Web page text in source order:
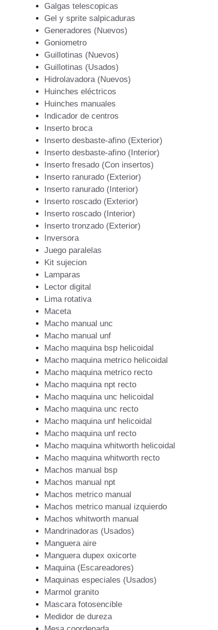
Galgas telescopicas
Gel y sprite salpicaduras
Generadores (Nuevos)
Goniometro
Guillotinas (Nuevos)
Guillotinas (Usados)
Hidrolavadora (Nuevos)
Huinches eléctricos
Huinches manuales
Indicador de centros
Inserto broca
Inserto desbaste-afino (Exterior)
Inserto desbaste-afino (Interior)
Inserto fresado (Con insertos)
Inserto ranurado (Exterior)
Inserto ranurado (Interior)
Inserto roscado (Exterior)
Inserto roscado (Interior)
Inserto tronzado (Exterior)
Inversora
Juego paralelas
Kit sujecion
Lamparas
Lector digital
Lima rotativa
Maceta
Macho manual unc
Macho manual unf
Macho maquina bsp helicoidal
Macho maquina metrico helicoidal
Macho maquina metrico recto
Macho maquina npt recto
Macho maquina unc helicoidal
Macho maquina unc recto
Macho maquina unf helicoidal
Macho maquina unf recto
Macho maquina whitworth helicoidal
Macho maquina whitworth recto
Machos manual bsp
Machos manual npt
Machos metrico manual
Machos metrico manual izquierdo
Machos whitworth manual
Mandrinadoras (Usados)
Manguera aire
Manguera dupex oxicorte
Maquina (Escareadores)
Maquinas especiales (Usados)
Marmol granito
Mascara fotosencible
Medidor de dureza